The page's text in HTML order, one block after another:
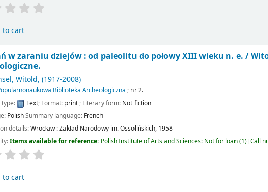
to cart
w zaraniu dziejów : od paleolitu do połowy XIII wieku n. e. /
Witold, (1917-2008)
Biblioteka Archeologiczna ; nr 2.
Text; Format: print; Literary form: Not fiction
PolishSummary language: French
details:Wrocław :Zakład Narodowy im. Ossolińskich, 1958
Items available for reference: Polish Institute of Arts and Sciences: Not for loan(1) Call
to cart